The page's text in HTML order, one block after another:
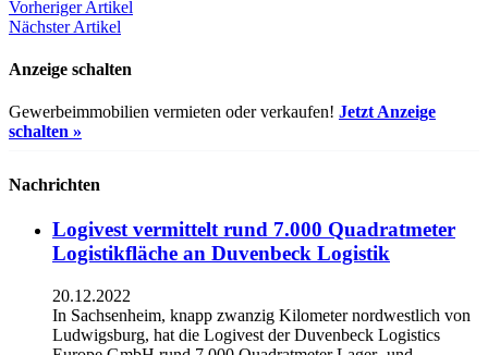
Vorheriger Artikel
Nächster Artikel
Anzeige schalten
Gewerbeimmobilien vermieten oder verkaufen! Jetzt Anzeige
schalten »
Nachrichten
Logivest vermittelt rund 7.000 Quadratmeter
Logistikfläche an Duvenbeck Logistik
20.12.2022
In Sachsenheim, knapp zwanzig Kilometer nordwestlich von
Ludwigsburg, hat die Logivest der Duvenbeck Logistics